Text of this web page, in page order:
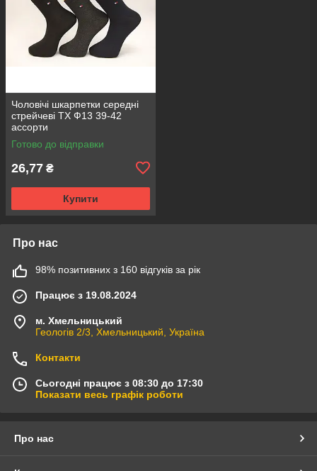
Чоловічі шкарпетки середні
стрейчеві ТХ Ф13 39-42
ассорти
Готово до відправки
26,77 ₴
Купити
Про нас
98% позитивних з 160 відгуків за рік
Працює з 19.08.2024
м. Хмельницький
Геологів 2/3, Хмельницький, Україна
Контакти
Сьогодні працює з 08:30 до 17:30
Показати весь графік роботи
Про нас